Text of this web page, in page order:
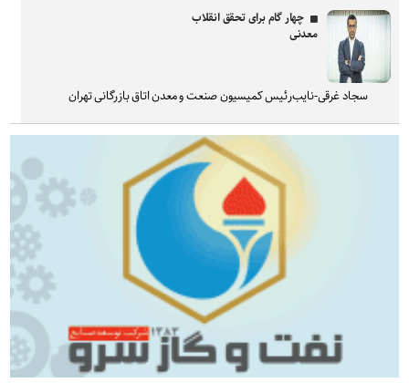
چهار گام برای تحقق انقلاب
معدنی
سجاد غرقی-نایب‌رئیس کمیسیون صنعت و معدن اتاق بازرگانی تهران